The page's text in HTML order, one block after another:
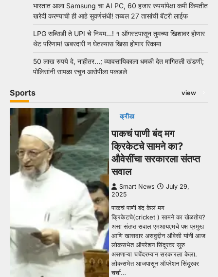
भारतात आला Samsung चा AI PC, 60 हजार रुपयांपेक्षा कमी किंमतीत
खरेदी करण्याची ही आहे सुवर्णसंधी! तब्बल 27 तासांची बॅटरी लाईफ
LPG सब्सिडी ते UPI चे नियम…! १ ऑगस्टपासून तुमच्या खिशावर होणार
थेट परिणाम! खबरदारी न घेतल्यास खिसा होणार रिकामा
50 लाख रुपये दे, नाहीतर…; व्यावसायिकाला धमकी देत मागितली खंडणी;
पोलिसांनी सापळा रचून आरोपीला पकडले
Sports view
क्रीडा
पाकचं पाणी बंद मग
क्रिकेटचे सामने का?
औवेसींचा सरकारला संतप्त
सवाल
Smart News
July 29,
2025
पाकचं पाणी बंद केलं मग
क्रिकेटचे(cricket ) सामने का खेळतोय?
असा संतप्त सवाल एमआयएमचे पक्ष प्रमुख
आणि खासदार असदुद्दीन औवेसी यांनी आज
लोकसभेत ऑपरेशन सिंदूरवर सुरु
असणाऱ्या चर्चेदरम्यान सरकारला केला.
लोकसभेत आजपासून ऑपरेशन सिंदूरवर
चर्चा…